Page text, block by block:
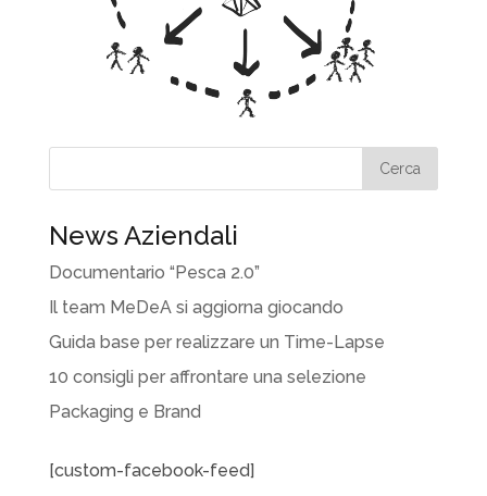
News Aziendali
Documentario “Pesca 2.0”
Il team MeDeA si aggiorna giocando
Guida base per realizzare un Time-Lapse
10 consigli per affrontare una selezione
Packaging e Brand
[custom-facebook-feed]